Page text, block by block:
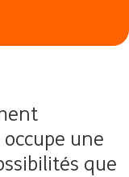
une
que